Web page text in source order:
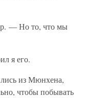
— Но то, что мы
я его.
из Мюнхена,
чтобы побывать